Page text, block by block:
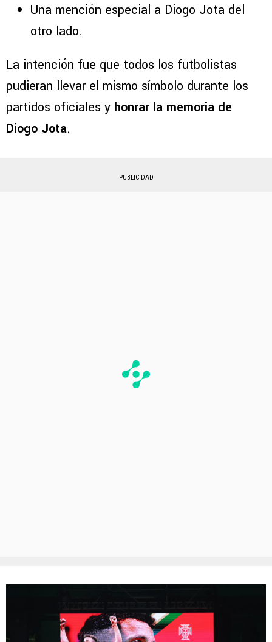
Una mención especial a Diogo Jota del
otro lado.
La intención fue que todos los futbolistas
pudieran llevar el mismo símbolo durante los
partidos oficiales y honrar la memoria de
Diogo Jota.
PUBLICIDAD